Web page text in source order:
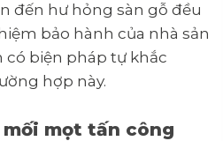
đến hư hỏng sàn gỗ đều
bảo hành của nhà sản
có biện pháp tự khắc
hợp này.
mối mọt tấn công